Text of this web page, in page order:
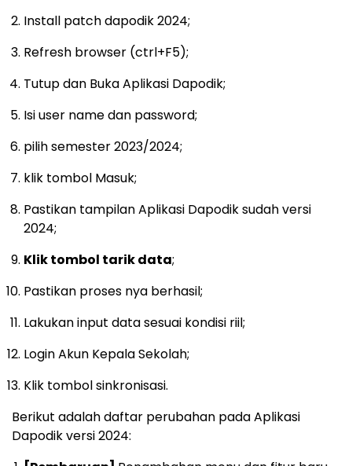
Install patch dapodik 2024;
Refresh browser (ctrl+F5);
Tutup dan Buka Aplikasi Dapodik;
Isi user name dan password;
pilih semester 2023/2024;
klik tombol Masuk;
Pastikan tampilan Aplikasi Dapodik sudah versi
2024;
Klik tombol tarik data;
Pastikan proses nya berhasil;
Lakukan input data sesuai kondisi riil;
Login Akun Kepala Sekolah;
Klik tombol sinkronisasi.
Berikut adalah daftar perubahan pada Aplikasi
Dapodik versi 2024: